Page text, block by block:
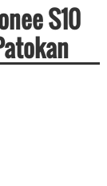
S10